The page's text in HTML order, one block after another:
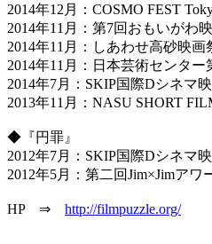
2014年12月：COSMO FEST
2014年11月：第7回おもいがわ
2014年11月：しあわせ高砂映画
2014年11月：日本芸術センタ
2014年7月：SKIP国際Dシネマ
2013年11月：NASU SHORT
◆『円罪』
2012年7月：SKIP国際Dシネマ
2012年5月：第二回Jim×Jimア
HP ⇒ http://filmpuzzle.org/